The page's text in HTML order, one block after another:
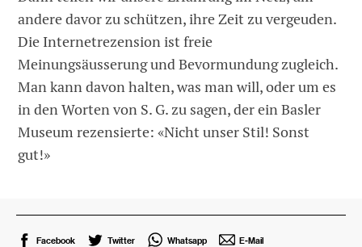
andere davor zu schützen, ihre Zeit zu vergeuden.
Die Internetrezension ist freie
Meinungsäusserung und Bevormundung zugleich.
Man kann davon halten, was man will, oder um es
in den Worten von S. G. zu sagen, der ein Basler
Museum rezensierte: «Nicht unser Stil! Sonst
gut!»
Facebook Twitter Whatsapp E-Mail